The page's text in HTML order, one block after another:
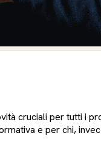
cruciali per tutti i
e per chi,